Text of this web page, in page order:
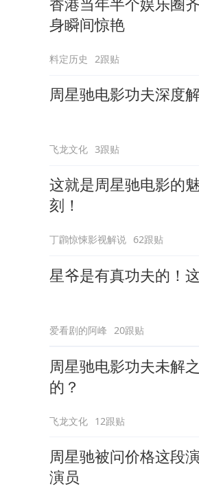
身瞬间惊艳
料定历史 2跟贴
周星驰电影功夫深度
飞龙文化 3跟贴
这就是周星驰电影的
刻！
丁鸊惊悚影视解说 62跟贴
星爷是有真功夫的！
爱看剧的阿峰 20跟贴
周星驰电影功夫未解
的？
飞龙文化 12跟贴
周星驰被问价格这段
演员